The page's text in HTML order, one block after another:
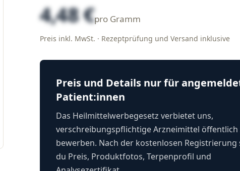
4,48 €pro Gramm
Preis inkl. MwSt. · Rezeptprüfung und Versand inklusive
Preis und Details nur für
Patient:innen
Das Heilmittelwerbegesetz verbietet uns,
verschreibungspflichtige Arzneimittel öffentlich
bewerben. Nach der kostenlosen Registrierung
du Preis, Produktfotos, Terpenprofil und